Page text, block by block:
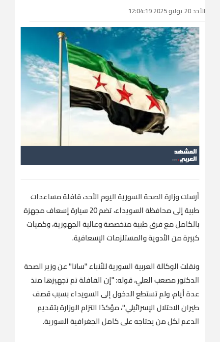
الأحد 20 يوليو 2025 12:04:19
أرسلت وزارة الصحة السورية اليوم الأحد، قافلة مساعدات
طبية إلى محافظة السويداء، تضم 20 سيارة إسعاف مجهزة
بالكامل مع فرق طبية متخصصة وعالية الجهوزية، وكميات
كبيرة من الأدوية والمستلزمات الإسعافية.
ونقلت الوكالة العربية السورية للأنباء "سانا" عن وزير الصحة
الدكتور مصعب العلي، قوله: "إن القافلة تم تجهيزها منذ
عدة أيام، ولم تستطع الدخول إلى السويداء بسبب قصف
طيران الاحتلال الإسرائيلي"، مؤكدًا التزام الوزارة بتقديم
الدعم لكل من يحتاجه على كامل الجغرافية السورية.